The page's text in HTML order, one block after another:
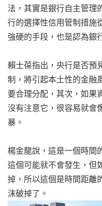
法，其實是銀行自主管理
行的選擇性信用管制措施
強硬的手段，也是認為銀
賴士葆指出，央行是否預
制，將引起本土性的金融
要合理分配，其次，如果
沒有注意它，很容易就會
暴。
楊金龍說，這是一個時間
這個可能就不會發生，但
掉，所以這個是時間距離
沫破掉了。